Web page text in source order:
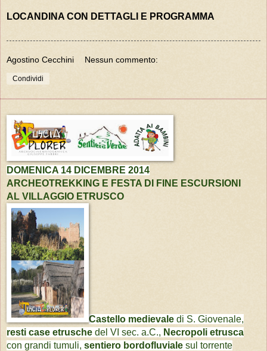
LOCANDINA CON DETTAGLI E PROGRAMMA
Agostino Cecchini Nessun commento:
Condividi
DOMENICA 14 DICEMBRE 2014
ARCHEOTREKKING E FESTA DI FINE ESCURSIONI
AL VILLAGGIO ETRUSCO
Castello medievale di S. Giovenale,
resti case etrusche del VI sec. a.C., Necropoli etrusca
con grandi tumuli, sentiero bordofluviale sul torrente